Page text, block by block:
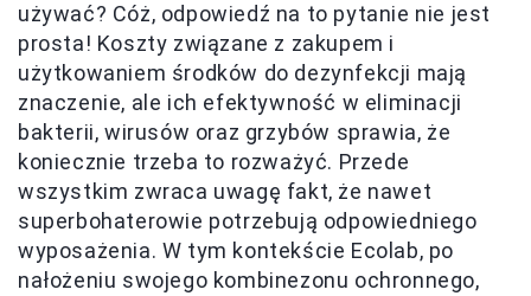
używać? Cóż, odpowiedź na to pytanie nie jest
prosta! Koszty związane z zakupem i
użytkowaniem środków do dezynfekcji mają
znaczenie, ale ich efektywność w eliminacji
bakterii, wirusów oraz grzybów sprawia, że
koniecznie trzeba to rozważyć. Przede
wszystkim zwraca uwagę fakt, że nawet
superbohaterowie potrzebują odpowiedniego
wyposażenia. W tym kontekście Ecolab, po
nałożeniu swojego kombinezonu ochronnego,